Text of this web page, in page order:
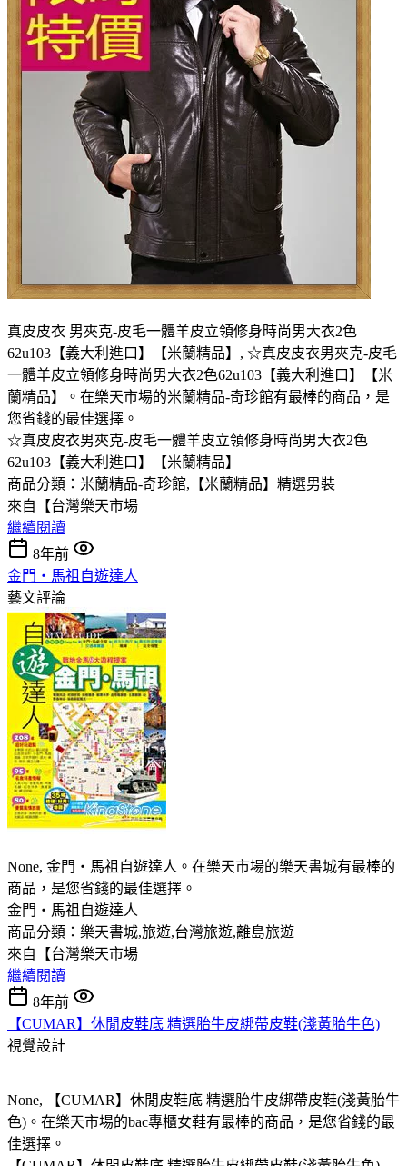
真皮皮衣 男夾克-皮毛一體羊皮立領修身時尚男大衣2色
62u103【義大利進口】【米蘭精品】, ☆真皮皮衣男夾克-皮毛
一體羊皮立領修身時尚男大衣2色62u103【義大利進口】【米
蘭精品】。在樂天市場的米蘭精品-奇珍館有最棒的商品，是
您省錢的最佳選擇。
☆真皮皮衣男夾克-皮毛一體羊皮立領修身時尚男大衣2色
62u103【義大利進口】【米蘭精品】
商品分類：米蘭精品-奇珍館,【米蘭精品】精選男裝
來自【台灣樂天市場
繼續閱讀
8年前
金門‧馬祖自遊達人
藝文評論
None, 金門‧馬祖自遊達人。在樂天市場的樂天書城有最棒的
商品，是您省錢的最佳選擇。
金門‧馬祖自遊達人
商品分類：樂天書城,旅遊,台灣旅遊,離島旅遊
來自【台灣樂天市場
繼續閱讀
8年前
【CUMAR】休閒皮鞋底 精選胎牛皮綁帶皮鞋(淺黃胎牛色)
視覺設計
None, 【CUMAR】休閒皮鞋底 精選胎牛皮綁帶皮鞋(淺黃胎牛
色)。在樂天市場的bac專櫃女鞋有最棒的商品，是您省錢的最
佳選擇。